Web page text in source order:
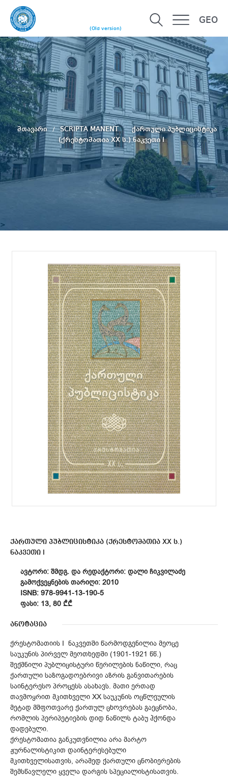
(Old version)
GEO
>
მთავარი SCRIPTA MANENT
ქართული პუბლიცისტიკა
(ქრესტომათია XX ს.) ნაკვეთი I
ქართული პუბლიცისტიკა (ქრესტომათია XX ს.)
ნაკვეთი I
ᲐᲕᲢᲝᲠᲘ: ᲨᲛᲓᲒ. ᲓᲐ ᲠᲔᲓᲐᲥᲢᲝᲠᲘ: ᲓᲐᲚᲘ ᲩᲘᲙᲕᲘᲚᲐᲫᲔ
ᲒᲐᲛᲝᲥᲕᲔᲧᲜᲔᲑᲘᲡ ᲗᲐᲠᲘᲦᲘ: 2010
ISNB: 978-9941-13-190-5
ᲤᲐᲡᲘ: 13, 80 ₾₾
ანოტაცია
ქრესტომათიის I ნაკვეთში წარმოდგენილია მეოცე
საუკუნის პირველ მეოთხედში (1901-1921 წწ.)
შექმნილი პუბლიცისტური წერილების ნაწილი, რაც
ქართული საზოგადოებრივი აზრის განვითარების
საინტერესო პროცესს ასახავს. მათი ერთად
თავმოყრით მკითხველი XX საუკუნის ოცწლეულის
მეტად მშფოთვარე ქართულ ცხოვრებას გაეცნობა,
რომლის პერიპეტიების დიდ ნაწილს ტაბუ ჰქონდა
დადებული.
ქრესტომათია განკუთვნილია არა მარტო
ჟურნალისტიკით დაინტერესებული
მკითხველისათვის, არამედ ქართული ცნობიერების
შემსწავლელი ყველა დარგის სპეციალისტისათვის.